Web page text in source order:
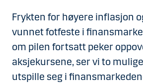
Frykten for høyere inflasjon
vunnet fotfeste i
om pilen fortsatt peker
aksjekursene, ser vi to
utspille seg i